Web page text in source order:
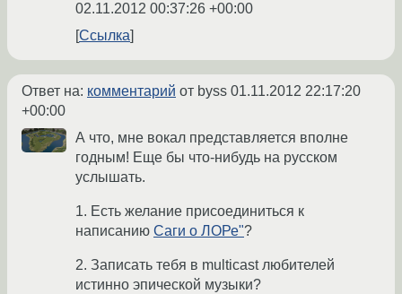
02.11.2012 00:37:26 +00:00
Ссылка
Ответ на: комментарий от byss 01.11.2012 22:17:20
+00:00
А что, мне вокал представляется вполне
годным! Еще бы что-нибудь на русском
услышать.
1. Есть желание присоединиться к
написанию Саги о ЛОРе"?
2. Записать тебя в multicast любителей
истинно эпической музыки?